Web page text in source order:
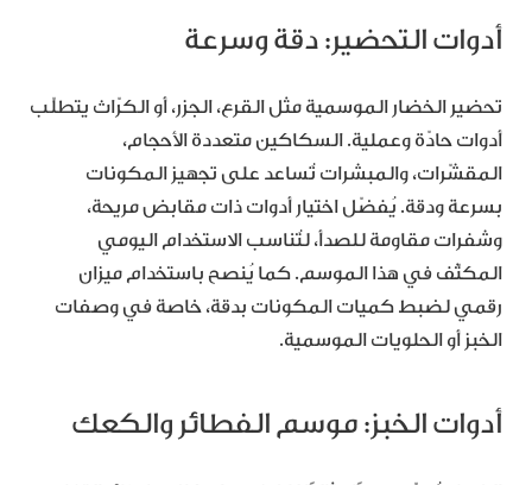
أدوات التحضير: دقة وسرعة
تحضير الخضار الموسمية مثل القرع، الجزر، أو الكرّاث يتطلّب
أدوات حادّة وعملية. السكاكين متعددة الأحجام،
المقشّرات، والمبشرات تُساعد على تجهيز المكونات
بسرعة ودقة. يُفضّل اختيار أدوات ذات مقابض مريحة،
وشفرات مقاومة للصدأ، لتُناسب الاستخدام اليومي
المكثّف في هذا الموسم. كما يُنصح باستخدام ميزان
رقمي لضبط كميات المكونات بدقة، خاصة في وصفات
الخبز أو الحلويات الموسمية.
أدوات الخبز: موسم الفطائر والكعك